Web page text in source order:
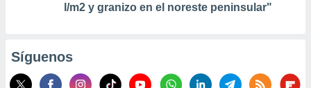
l/m2 y granizo en el noreste peninsular"
Síguenos